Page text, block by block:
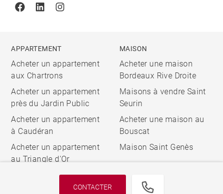
CONTACTER
FacebookLinkedinInstagram
APPARTEMENT
Acheter un appartement
aux Chartrons
Acheter un appartement
près du Jardin Public
Acheter un appartement
à Caudéran
Acheter un appartement
au Triangle d'Or
MAISON
Acheter une maison
Bordeaux Rive Droite
Maisons à vendre Saint
Seurin
Acheter une maison au
Bouscat
Maison Saint Genès
© 2026 BARNES, INTERNATIONAL REALTY - BARNES